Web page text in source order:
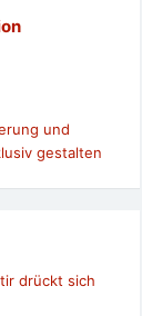
und
gestalten
drückt sich